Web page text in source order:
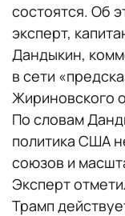
состоятся. Об
эксперт,
Дандыкин,
в сети
Жириновского
По словам
политика США
союзов и
Эксперт
Трамп